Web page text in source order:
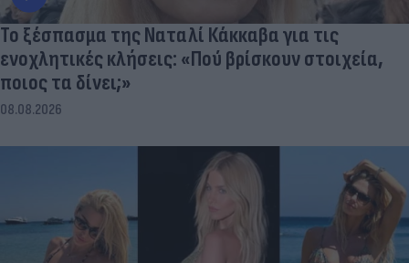
Το ξέσπασμα της Ναταλί Κάκκαβα για τις
ενοχλητικές κλήσεις: «Πού βρίσκουν στοιχεία,
ποιος τα δίνει;»
08.08.2026